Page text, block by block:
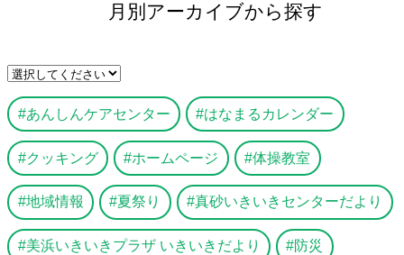
月別アーカイブから探す
あんしんケアセンター はなまるカレンダー
クッキング ホームページ 体操教室
地域情報 夏祭り 真砂いきいきセンターだより
美浜いきいきプラザ いきいきだより 防災